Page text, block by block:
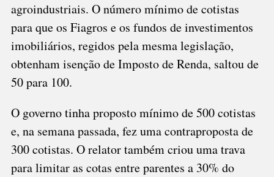
agroindustriais. O número mínimo de cotistas
para que os Fiagros e os fundos de investimentos
imobiliários, regidos pela mesma legislação,
obtenham isenção de Imposto de Renda, saltou de
50 para 100.
O governo tinha proposto mínimo de 500 cotistas
e, na semana passada, fez uma contraproposta de
300 cotistas. O relator também criou uma trava
para limitar as cotas entre parentes a 30% do